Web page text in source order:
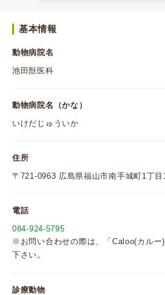
基本情報
動物病院名
池田獣医科
動物病院名（かな）
いけだじゅういか
住所
〒721-0963 広島県福山市南手城町1丁
電話
084-924-5795
※お問い合わせの際は、「Caloo(カルー
下さい。
診療動物